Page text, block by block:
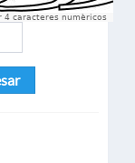
4 caracteres numèricos